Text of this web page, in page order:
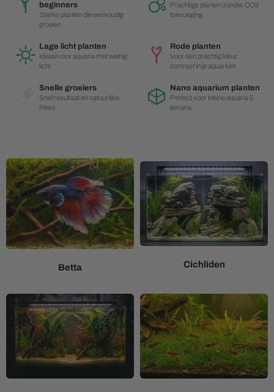
beginners
Sterke planten die eenvoudig
groeien
Prachtige planten zonder CO2
toevoeging
Lage licht planten
Ideaal voor aquaria met weinig
licht
Rode planten
Voor een prachtig kleur
contrast in je aquarium
Snelle groeiers
Snel resultaat en natuurlijke
filters
Nano aquarium planten
Perfect voor kleine aquaria &
terraria
Betta Cichliden